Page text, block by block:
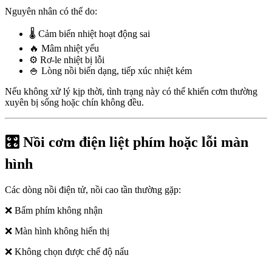
Nguyên nhân có thể do:
🌡️ Cảm biến nhiệt hoạt động sai
🔥 Mâm nhiệt yếu
⚙️ Rơ-le nhiệt bị lỗi
🍚 Lòng nồi biến dạng, tiếp xúc nhiệt kém
Nếu không xử lý kịp thời, tình trạng này có thể khiến cơm thường
xuyên bị sống hoặc chín không đều.
🎛️ Nồi cơm điện liệt phím hoặc lỗi màn
hình
Các dòng nồi điện tử, nồi cao tần thường gặp:
❌ Bấm phím không nhận
❌ Màn hình không hiển thị
❌ Không chọn được chế độ nấu